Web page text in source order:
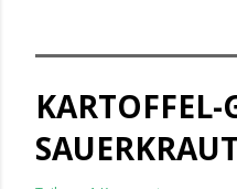
SAUERKRAUT